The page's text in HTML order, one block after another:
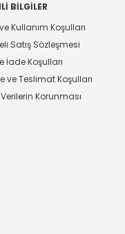
BILGILER
Kullanım Koşulları
Satış Sözleşmesi
İade Koşulları
ve Teslimat Koşulları
Korunması